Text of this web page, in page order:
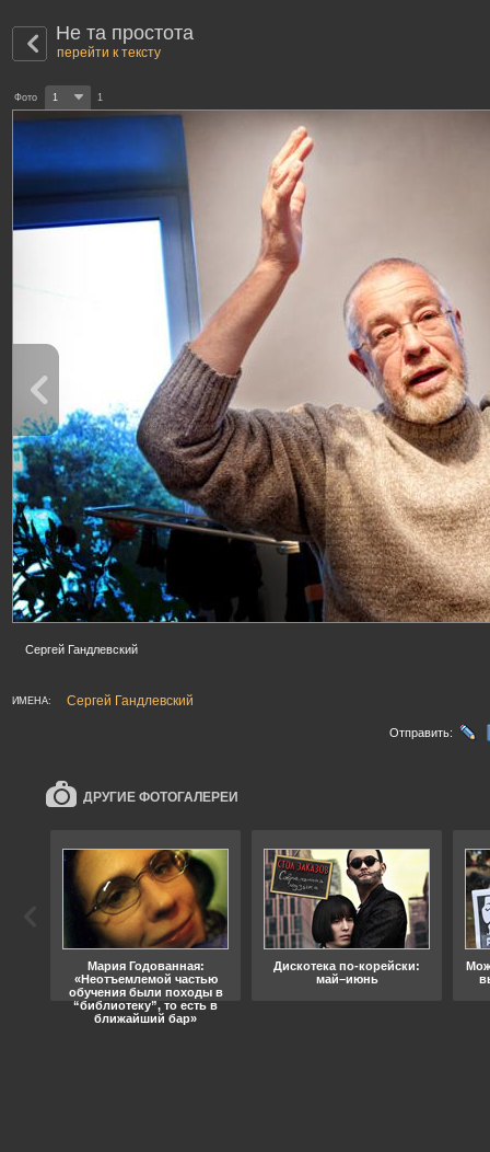
Не та простота
перейти к тексту
Фото 1 1
Сергей Гандлевский
ИМЕНА: Сергей Гандлевский
Отправить:
ДРУГИЕ ФОТОГАЛЕРЕИ
Мария Годованная:
«Неотъемлемой частью
обучения были походы в
“библиотеку”, то есть в
ближайший бар»
Дискотека по-корейски:
май–июнь